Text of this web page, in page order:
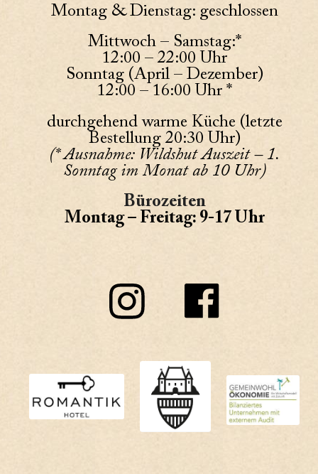
Montag & Dienstag: geschlossen
Mittwoch – Samstag:*
12:00 – 22:00 Uhr
Sonntag (April – Dezember)
12:00 – 16:00 Uhr *
durchgehend warme Küche (letzte
Bestellung 20:30 Uhr)
(* Ausnahme: Wildshut Auszeit – 1.
Sonntag im Monat ab 10 Uhr)
Bürozeiten
Montag – Freitag: 9-17 Uhr